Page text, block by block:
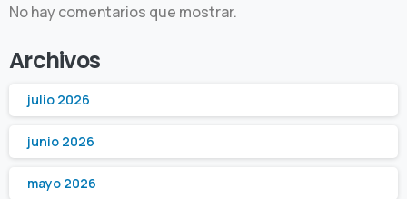
No hay comentarios que mostrar.
Archivos
julio 2026
junio 2026
mayo 2026